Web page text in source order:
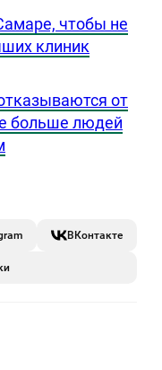
чтобы не
клиник
от
больше людей
ВКонтакте